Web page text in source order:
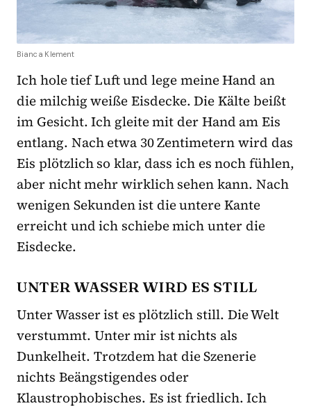
Bianca Klement
Ich hole tief Luft und lege meine Hand an
die milchig weiße Eisdecke. Die Kälte beißt
im Gesicht. Ich gleite mit der Hand am Eis
entlang. Nach etwa 30 Zentimetern wird das
Eis plötzlich so klar, dass ich es noch fühlen,
aber nicht mehr wirklich sehen kann. Nach
wenigen Sekunden ist die untere Kante
erreicht und ich schiebe mich unter die
Eisdecke.
UNTER WASSER WIRD ES STILL
Unter Wasser ist es plötzlich still. Die Welt
verstummt. Unter mir ist nichts als
Dunkelheit. Trotzdem hat die Szenerie
nichts Beängstigendes oder
Klaustrophobisches. Es ist friedlich. Ich